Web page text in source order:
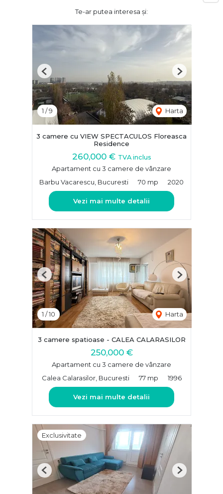
Te-ar putea interesa și:
1 /9 Harta
Previous Next
3 camere cu VIEW SPECTACULOS Floreasca
Residence
260,000 € TVA inclus
Apartament cu 3 camere de vânzare
Barbu Vacarescu, Bucuresti
70 mp 2020
Vezi mai multe detalii
1 /10 Harta
Previous Next
3 camere spatioase - CALEA CALARASILOR
250,000 €
Apartament cu 3 camere de vânzare
Calea Calarasilor, Bucuresti
77 mp 1996
Vezi mai multe detalii
Exclusivitate
Previous Next